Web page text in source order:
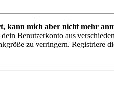
kann mich aber nicht mehr
Benutzerkonto aus
zu verringern. Registriere